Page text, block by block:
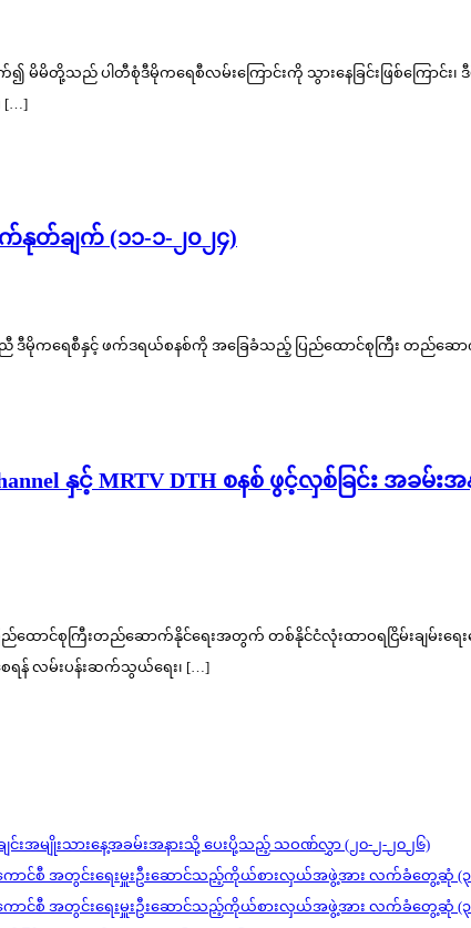
၍ မိမိတို့သည် ပါတီစုံဒီမိုကရေစီလမ်းကြောင်းကို သွားနေခြင်းဖြစ်ကြောင်
[…]
တ်ချက် (၁၁-၁-၂၀၂၄)
ညီ ဒီမိုကရေစီနှင့် ဖက်ဒရယ်စနစ်ကို အခြေခံသည့် ပြည်ထောင်စုကြီး တည်ဆော
နှင့် MRTV DTH စနစ် ဖွင့်လှစ်ခြင်း အခမ်
စုကြီးတည်ဆောက်နိုင်ရေးအတွက် တစ်နိုင်ငံလုံးထာဝရငြိမ်းချမ်းရေးဖ
ရန် လမ်းပန်းဆက်သွယ်ရေး၊ […]
ျင်းအမျိုးသားနေ့အခမ်းအနားသို့ ပေးပို့သည့် သဝဏ်လွှာ (၂၀-၂-၂၀၂၆)
းကောင်စီ အတွင်းရေးမှူးဦးဆောင်သည့်ကိုယ်စားလှယ်အဖွဲ့အား လက်ခံတွေ့ဆုံ (၃
းကောင်စီ အတွင်းရေးမှူးဦးဆောင်သည့်ကိုယ်စားလှယ်အဖွဲ့အား လက်ခံတွေ့ဆုံ (၃